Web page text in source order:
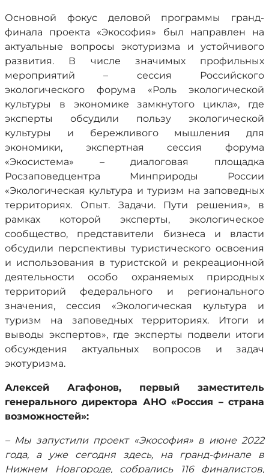
Основной фокус деловой программы гранд-
финала проекта «Экософия» был направлен на
актуальные вопросы экотуризма и устойчивого
развития. В числе значимых профильных
мероприятий – сессия Российского
экологического форума «Роль экологической
культуры в экономике замкнутого цикла», где
эксперты обсудили пользу экологической
культуры и бережливого мышления для
экономики, экспертная сессия форума
«Экосистема» – диалоговая площадка
Росзаповедцентра Минприроды России
«Экологическая культура и туризм на заповедных
территориях. Опыт. Задачи. Пути решения», в
рамках которой эксперты, экологическое
сообщество, представители бизнеса и власти
обсудили перспективы туристического освоения
и использования в туристской и рекреационной
деятельности особо охраняемых природных
территорий федерального и регионального
значения, сессия «Экологическая культура и
туризм на заповедных территориях. Итоги и
выводы экспертов», где эксперты подвели итоги
обсуждения актуальных вопросов и задач
экотуризма.
Алексей Агафонов, первый заместитель
генерального директора АНО «Россия – страна
возможностей»:
– Мы запустили проект «Экософия» в июне 2022
года, а уже сегодня здесь, на гранд-финале в
Нижнем Новгороде, собрались 116 финалистов,